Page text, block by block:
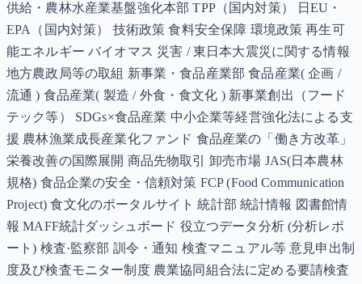
供給・農林水産業基盤強化本部 TPP（国内対策） 日EU・
EPA（国内対策） 技術政策 食料安全保障 環境政策 再生可
能エネルギー バイオマス 災害 / 東日本大震災に関する情報
地方農政局等の取組 新事業・食品産業部 食品産業( 企画 /
流通 ) 食品産業( 製造 / 外食・食文化 ) 新事業創出（フード
テック等） SDGs×食品産業 中小企業等経営強化法による支
援 農林漁業成長産業化ファンド 食品産業の「働き方改革」
栄養改善の国際展開 商品先物取引 卸売市場 JAS(日本農林
規格) 食品企業の安全・信頼対策 FCP (Food Communication
Project) 食文化のポータルサイト 統計部 統計情報 図書館情
報 MAFF統計ダッシュボード 役立つデータ分析 (分析レポ
ート) 検査·監察部 訓令・通知 検査マニュアル等 意見申出制
度及び検査モニター制度 農業協同組合法に定める要請検査